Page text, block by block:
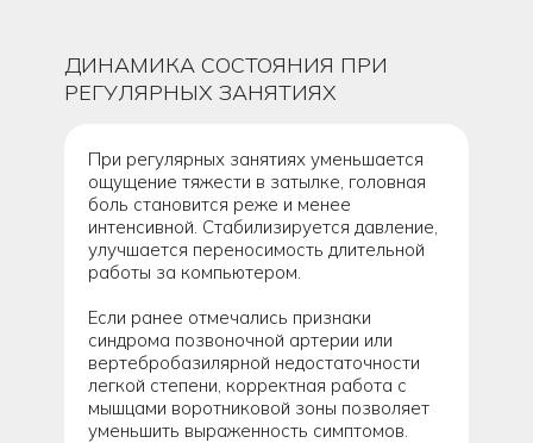
ДИНАМИКА СОСТОЯНИЯ ПРИ
РЕГУЛЯРНЫХ ЗАНЯТИЯХ
При регулярных занятиях уменьшается
ощущение тяжести в затылке, головная
боль становится реже и менее
интенсивной. Стабилизируется давление,
улучшается переносимость длительной
работы за компьютером.
Если ранее отмечались признаки
синдрома позвоночной артерии или
вертебробазилярной недостаточности
легкой степени, корректная работа с
мышцами воротниковой зоны позволяет
уменьшить выраженность симптомов.